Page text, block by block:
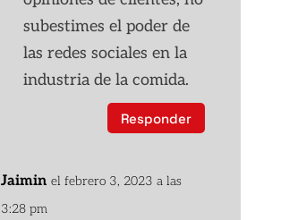
subestimes el poder de
las redes sociales en la
industria de la comida.
Responder
Jaimin el febrero 3, 2023 a las
3:28 pm